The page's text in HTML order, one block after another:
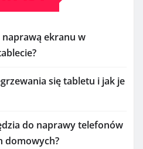
naprawą ekranu w
się tabletu i jak je
do naprawy telefonów
domowych?